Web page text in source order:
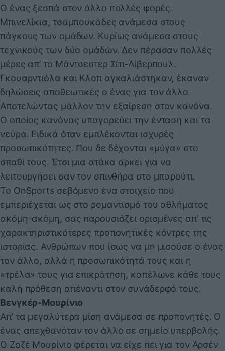
Ο ένας ξεσπά στον άλλο πολλές φορές.
Μπινελίκια, τσαμπουκάδες ανάμεσα στους
πάγκους των ομάδων. Κυρίως ανάμεσα στους
τεχνικούς των δύο ομάδων. Δεν πέρασαν πολλές
μέρες απ’ το Μάντσεστερ Σίτι-Λίβερπουλ.
Γκουαρντιόλα και Κλοπ αγκαλιάστηκαν, έκαναν
δηλώσεις αποθεωτικές ο ένας για τον άλλο.
Αποτελώντας μάλλον την εξαίρεση στον κανόνα.
Ο οποίος κανόνας υπαγορεύει την ένταση και τα
νεύρα. Ειδικά όταν εμπλέκονται ισχυρές
προσωπικότητες. Που δε δέχονται «μύγα» στο
σπαθί τους. Έτσι μια ατάκα αρκεί για να
λειτουργήσει σαν τον σπινθήρα στο μπαρούτι.
Το OnSports σεβόμενο ένα στοιχείο που
εμπεριέχεται ως στο ρομαντισμό του αθλήματος
ακόμη-ακόμη, σας παρουσιάζει ορισμένες απ’ τις
χαρακτηριστικότερες προπονητικές κόντρες της
ιστορίας. Ανθρώπων που ίσως να μη μισούσε ο ένας
τον άλλο, αλλά η προσωπικότητά τους και η
«τρέλα» τους για επικράτηση, καπέλωνε κάθε τους
καλή πρόθεση απέναντι στον συνάδερφό τους.
Βενγκέρ-Μουρίνιο
Απ’ τα μεγαλύτερα μίση ανάμεσα σε προπονητές. Ο
ένας απεχθανόταν τον άλλο σε σημείο υπερβολής.
Ο Ζοζέ Μουρίνιο φέρεται να είχε πει για τον Αρσέν